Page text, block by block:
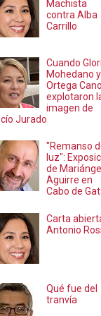
Machista
contra Alba
Carrillo
Cuando
Mohedano y
Ortega Cano
explotaron
imagen de
Jurado
"Remanso
luz":
de
Aguirre en
Cabo de
Carta
Antonio
Qué fue del
tranvía